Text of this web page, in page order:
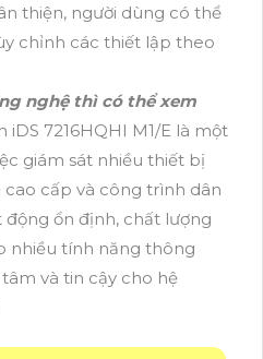
thiện, người dùng có thể
chỉnh các thiết lập theo
nghệ thì có thể xem
iDS 7216HQHI M1/E là một
giám sát nhiều thiết bị
cấp và công trình dân
động ổn định, chất lượng
nhiều tính năng thông
và tin cậy cho hệ